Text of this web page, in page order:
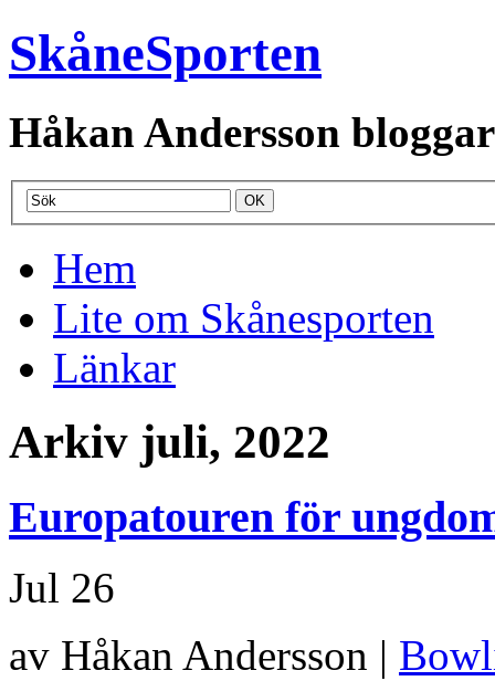
SkåneSporten
Håkan Andersson
Hem
Lite om Skånesporten
Länkar
Arkiv juli, 2022
Europatouren för
Jul 26
av Håkan Andersson |